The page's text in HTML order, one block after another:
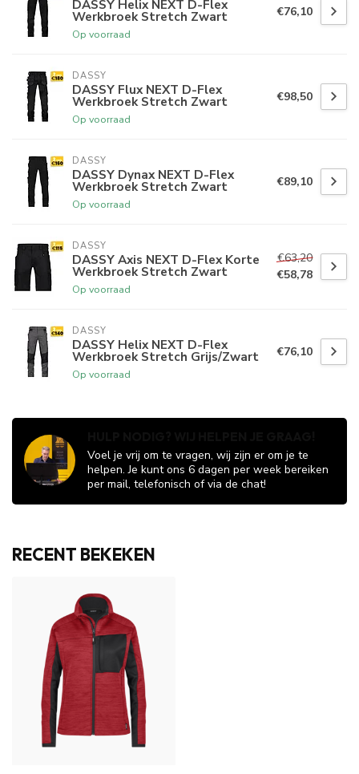
DASSY Helix NEXT D-Flex
Werkbroek Stretch Zwart
Op voorraad
€76,10
DASSY
DASSY Flux NEXT D-Flex
Werkbroek Stretch Zwart
Op voorraad
€98,50
DASSY
DASSY Dynax NEXT D-Flex
Werkbroek Stretch Zwart
Op voorraad
€89,10
DASSY
DASSY Axis NEXT D-Flex Korte
Werkbroek Stretch Zwart
Op voorraad
€63,20
€58,78
DASSY
DASSY Helix NEXT D-Flex
Werkbroek Stretch Grijs/Zwart
Op voorraad
€76,10
Voel je vrij om te vragen, wij zijn er om je te
helpen. Je kunt ons 6 dagen per week bereiken
per mail, telefonisch of via de chat!
RECENT BEKEKEN